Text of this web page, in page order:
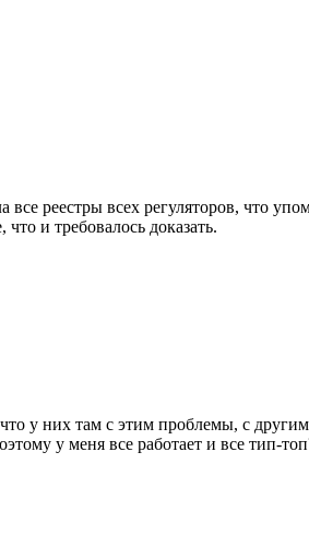
реестры всех регуляторов, что
и требовалось доказать.
у них там с этим проблемы, с
у меня все работает и все тип-